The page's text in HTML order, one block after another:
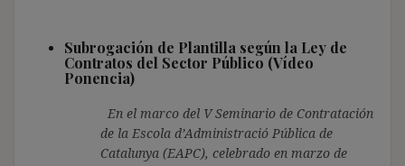
Subrogación de Plantilla según la Ley de
Contratos del Sector Público (Vídeo
Ponencia)
En el marco del V Seminario de Contratación
de la Escola d’Administració Pública de
Catalunya (EAPC), celebrado en marzo de